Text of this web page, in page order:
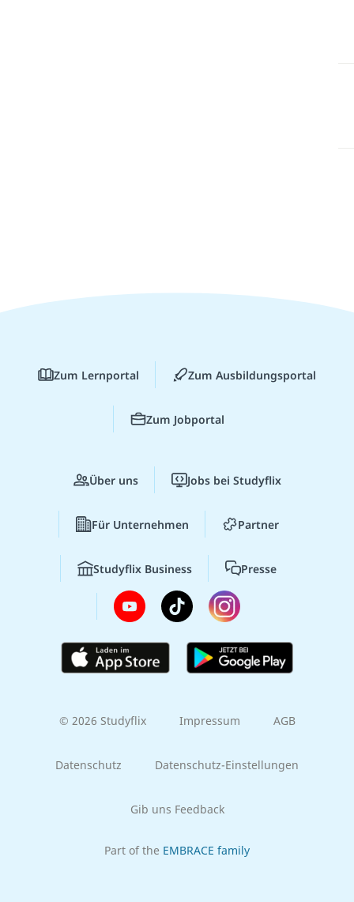
Zum Lernportal Zum Ausbildungsportal
Zum Jobportal
Über uns Jobs bei Studyflix
Für Unternehmen Partner
Studyflix Business Presse
© 2026 Studyflix Impressum AGB
Datenschutz Datenschutz-Einstellungen
Gib uns Feedback
Part of the EMBRACE family